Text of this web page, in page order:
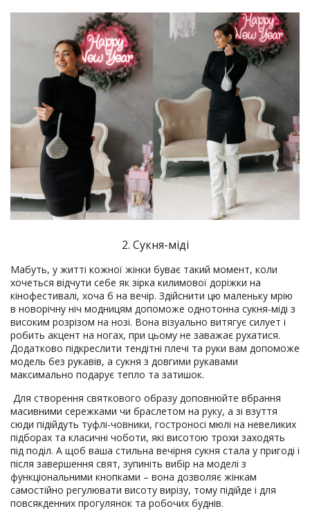
2. Сукня-міді
Мабуть, у житті кожної жінки буває такий момент, коли
хочеться відчути себе як зірка килимової доріжки на
кінофестивалі, хоча б на вечір. Здійснити цю маленьку мрію
в новорічну ніч модницям допоможе однотонна сукня-міді з
високим розрізом на нозі. Вона візуально витягує силует і
робить акцент на ногах, при цьому не заважає рухатися.
Додатково підкреслити тендітні плечі та руки вам допоможе
модель без рукавів, а сукня з довгими рукавами
максимально подарує тепло та затишок.
Для створення святкового образу доповнюйте вбрання
масивними сережками чи браслетом на руку, а зі взуття
сюди підійдуть туфлі-човники, гостроносі мюлі на невеликих
підборах та класичні чоботи, які висотою трохи заходять
під поділ. А щоб ваша стильна вечірня сукня стала у пригоді і
після завершення свят, зупиніть вибір на моделі з
функціональними кнопками – вона дозволяє жінкам
самостійно регулювати висоту вирізу, тому підійде і для
повсякденних прогулянок та робочих буднів.